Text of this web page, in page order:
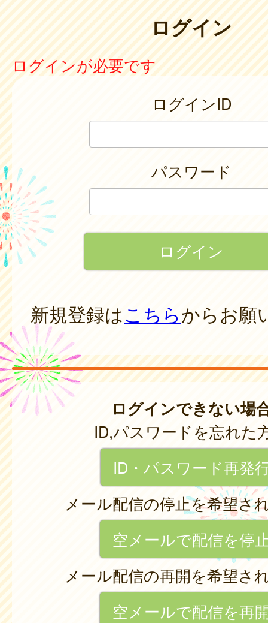
ログイン
ログインが必要です
ログインID
パスワード
新規登録はこちらからお願
ログインできない場
ID,パスワードを忘れた
ID・パスワード再発
メール配信の停止を希望さ
空メールで配信を停
メール配信の再開を希望さ
空メールで配信を再